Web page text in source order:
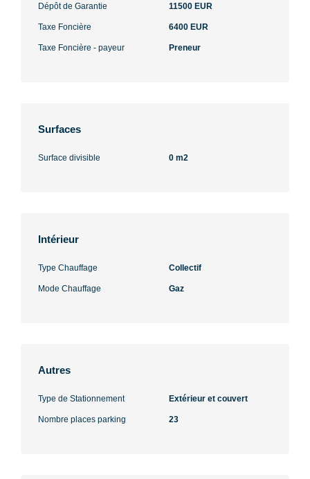
Dépôt de Garantie 11500 EUR
Taxe Foncière 6400 EUR
Taxe Foncière - payeur Preneur
Surfaces
Surface divisible 0 m2
Intérieur
Type Chauffage Collectif
Mode Chauffage Gaz
Autres
Type de Stationnement Extérieur et couvert
Nombre places parking 23